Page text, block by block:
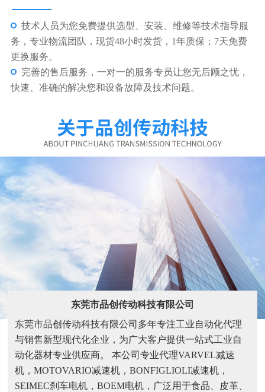
东莞市品创传动科技有限公司
东莞市品创传动科技有限公司多年专注工业自动化代理
与销售新型现代化企业，为广大客户提供一站式工业自
SEIMEC刹车电机，BOEM电机，广泛用于食品、皮革、
纺织、玻璃、陶瓷、医疗、化工、轻...